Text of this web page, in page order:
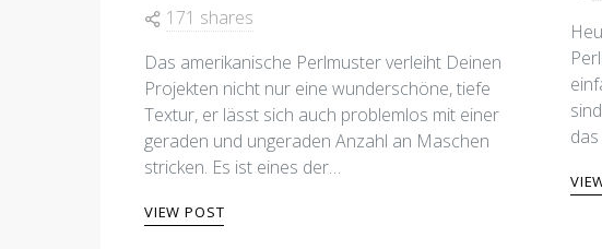
171 shares
Das amerikanische Perlmuster verleiht Deinen
Projekten nicht nur eine wunderschöne, tiefe
Textur, er lässt sich auch problemlos mit einer
geraden und ungeraden Anzahl an Maschen
stricken. Es ist eines der…
VIEW POST